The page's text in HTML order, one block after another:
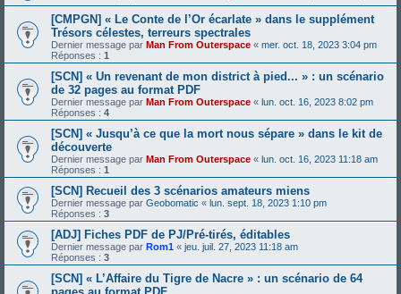
[CMPGN] « Le Conte de l’Or écarlate » dans le supplément
Trésors célestes, terreurs spectrales
Dernier message par Man From Outerspace « mer. oct. 18, 2023 3:04 pm
Réponses : 1
[SCN] « Un revenant de mon district à pied... » : un scénario
de 32 pages au format PDF
Dernier message par Man From Outerspace « lun. oct. 16, 2023 8:02 pm
Réponses : 4
[SCN] « Jusqu’à ce que la mort nous sépare » dans le kit de
découverte
Dernier message par Man From Outerspace « lun. oct. 16, 2023 11:18 am
Réponses : 1
[SCN] Recueil des 3 scénarios amateurs miens
Dernier message par Geobomatic « lun. sept. 18, 2023 1:10 pm
Réponses : 3
[ADJ] Fiches PDF de PJ/Pré-tirés, éditables
Dernier message par Rom1 « jeu. juil. 27, 2023 11:18 am
Réponses : 3
[SCN] « L’Affaire du Tigre de Nacre » : un scénario de 64